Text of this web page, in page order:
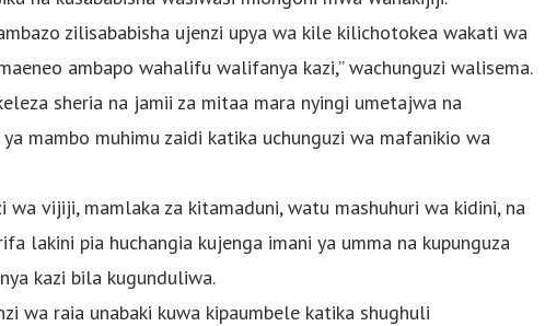
zilisababisha ujenzi upya wa kile kilichotokea wakati wa
ambapo wahalifu walifanya kazi,” wachunguzi walisema.
sheria na jamii za mitaa mara nyingi umetajwa na
mambo muhimu zaidi katika uchunguzi wa mafanikio wa
wa vijiji, mamlaka za kitamaduni, watu mashuhuri wa kidini, na
lakini pia huchangia kujenga imani ya umma na kupunguza
kazi bila kugunduliwa.
wa raia unabaki kuwa kipaumbele katika shughuli